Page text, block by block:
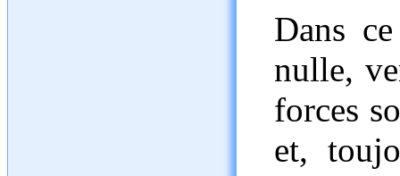
Dans
nulle,
forces
et,